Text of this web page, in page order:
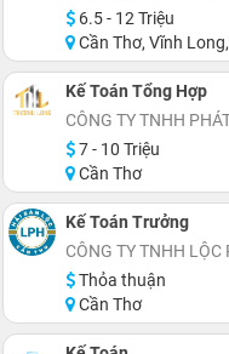
6.5 - 12 Triệu
Cần Thơ, Vĩnh Long,
Kế Toán Tổng Hợp
7 - 10 Triệu
Cần Thơ
Kế Toán Trưởng
CÔNG TY TNHH LỘC
Thỏa thuận
Cần Thơ